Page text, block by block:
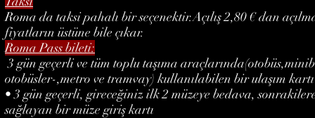
Roma da taksi pahalı bir seçenektir.Açılış 2,80 € dan
fiyatların üstüne bile çıkar.
Roma Pass bileti:
3 gün geçerli ve tüm toplu taşıma
otobüsler-,metro ve tramvay) kullanılabilen bir ulaşım kartı
• 3 gün geçerli, gireceğiniz ilk 2 müzeye bedava,
sağlayan bir müze giriş kartı